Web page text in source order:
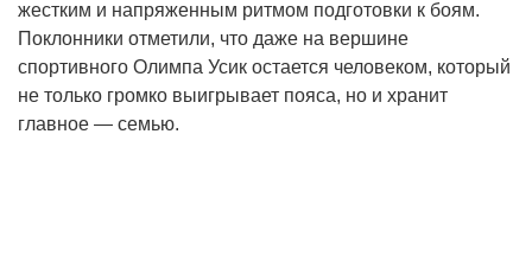
жестким и напряженным ритмом подготовки к боям.
Поклонники отметили, что даже на вершине
спортивного Олимпа Усик остается человеком, который
не только громко выигрывает пояса, но и хранит
главное — семью.